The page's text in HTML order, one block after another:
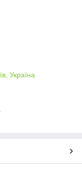
Україна